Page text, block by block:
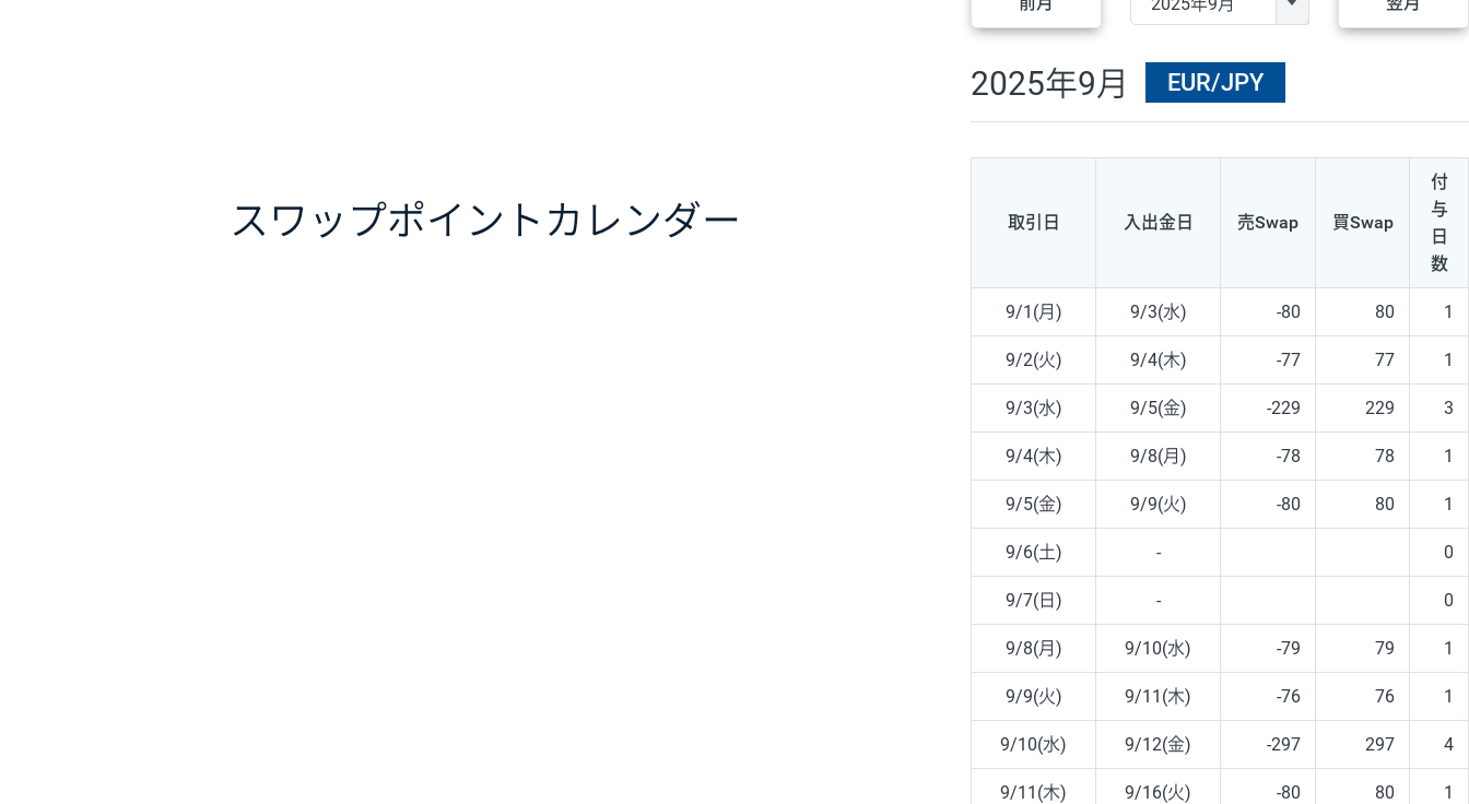
スワップポイント カレンダー
2025年9月 EUR/JPY
取引日 入出金日 売Swap 買Swap
付
与
日
数
9/1(月) 9/3(水) -80 80 1
9/2(火) 9/4(木) -77 77 1
9/3(水) 9/5(金) -229 229 3
9/4(木) 9/8(月) -78 78 1
9/5(金) 9/9(火) -80 80 1
9/6(土) - 0
9/7(日) - 0
9/8(月) 9/10(水) -79 79 1
9/9(火) 9/11(木) -76 76 1
9/10(水) 9/12(金) -297 297 4
9/11(木) 9/16(火) -80 80 1